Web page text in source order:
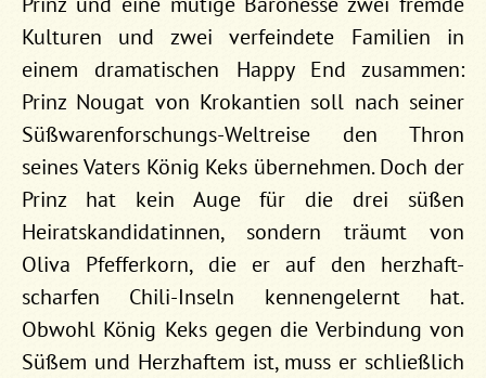
Kulturen und zwei verfeindete Familien in
einem dramatischen Happy End zusammen:
Prinz Nougat von Krokantien soll nach seiner
Süßwarenforschungs-Weltreise den Thron
seines Vaters König Keks übernehmen. Doch der
Prinz hat kein Auge für die drei süßen
Heiratskandidatinnen, sondern träumt von
Oliva Pfefferkorn, die er auf den herzhaft-
scharfen Chili-Inseln kennengelernt hat.
Obwohl König Keks gegen die Verbindung von
Süßem und Herzhaftem ist, muss er schließlich